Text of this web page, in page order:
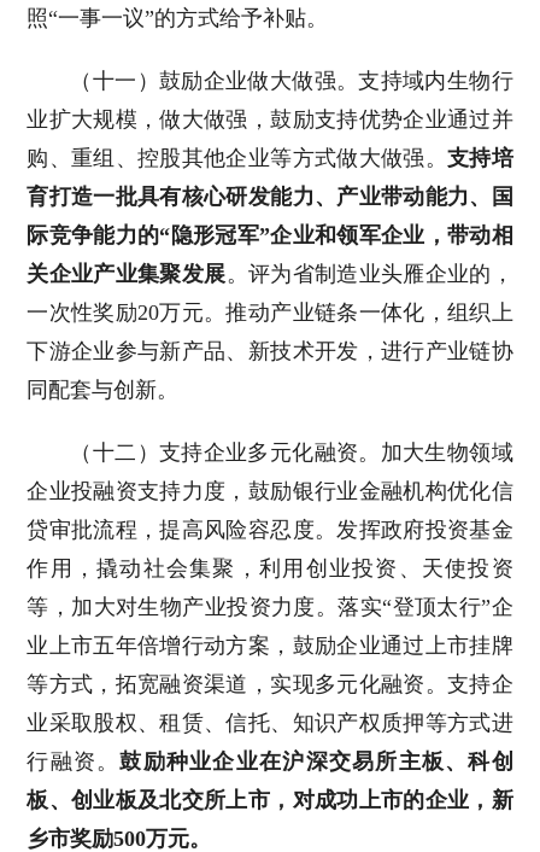
照“一事一议”的方式给予补贴。
（十一）鼓励企业做大做强。支持域内生物行
业扩大规模，做大做强，鼓励支持优势企业通过并
购、重组、控股其他企业等方式做大做强。 支持培
育打造一批具有核心研发能力、产业带动能力、国
际竞争能力的“隐形冠军”企业和领军企业，带动相
关企业产业集聚发展。评为省制造业头雁企业的，
一次性奖励20万元。推动产业链条一体化，组织上
下游企业参与新产品、新技术开发，进行产业链协
同配套与创新。
（十二）支持企业多元化融资。加大生物领域
企业投融资支持力度，鼓励银行业金融机构优化信
贷审批流程，提高风险容忍度。发挥政府投资基金
作用，撬动社会集聚，利用创业投资、天使投资
等，加大对生物产业投资力度。落实“登顶太行”企
业上市五年倍增行动方案，鼓励企业通过上市挂牌
等方式，拓宽融资渠道，实现多元化融资。支持企
业采取股权、租赁、信托、知识产权质押等方式进
行融资。鼓励种业企业在沪深交易所主板、科创
板、创业板及北交所上市，对成功上市的企业，新
乡市奖励500万元。